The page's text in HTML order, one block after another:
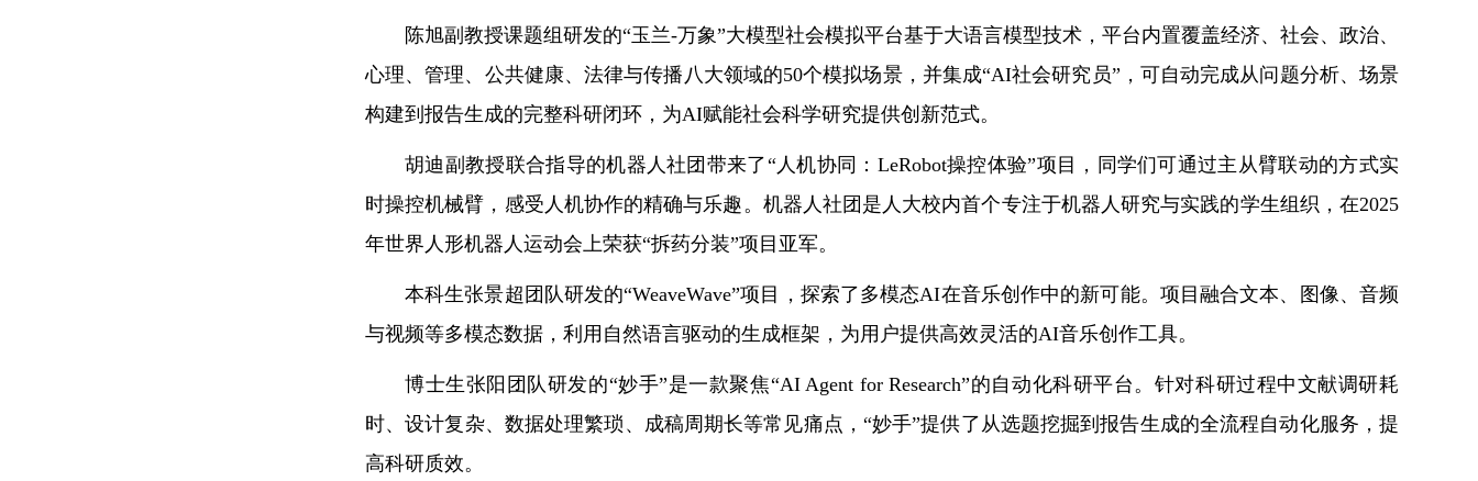
陈旭副教授课题组研发的“玉兰-万象”大模型社会模拟平台基于大语言模型技术，平台内置覆盖经济、社会、政治、
心理、管理、公共健康、法律与传播八大领域的50个模拟场景，并集成“AI社会研究员”，可自动完成从问题分析、场景
构建到报告生成的完整科研闭环，为AI赋能社会科学研究提供创新范式。
胡迪副教授联合指导的机器人社团带来了“人机协同：LeRobot操控体验”项目，同学们可通过主从臂联动的方式实
时操控机械臂，感受人机协作的精确与乐趣。机器人社团是人大校内首个专注于机器人研究与实践的学生组织，在2025
年世界人形机器人运动会上荣获“拆药分装”项目亚军。
本科生张景超团队研发的“WeaveWave”项目，探索了多模态AI在音乐创作中的新可能。项目融合文本、图像、音频
与视频等多模态数据，利用自然语言驱动的生成框架，为用户提供高效灵活的AI音乐创作工具。
博士生张阳团队研发的“妙手”是一款聚焦“AI Agent for Research”的自动化科研平台。针对科研过程中文献调研耗
时、设计复杂、数据处理繁琐、成稿周期长等常见痛点，“妙手”提供了从选题挖掘到报告生成的全流程自动化服务，提
高科研质效。